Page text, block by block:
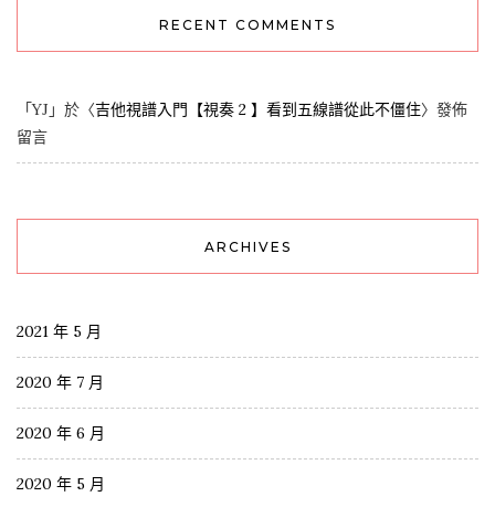
RECENT COMMENTS
「YJ 」於〈吉他視譜入門【視奏 2 】看到五線譜從此不僵住〉發佈
留言
ARCHIVES
2021 年 5 月
2020 年 7 月
2020 年 6 月
2020 年 5 月